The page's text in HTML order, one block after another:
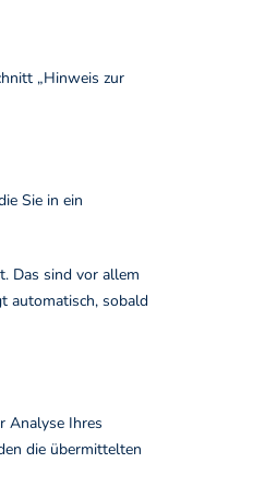
„Hinweis zur
Sie in ein
Das sind vor allem
automatisch, sobald
Analyse Ihres
die übermittelten